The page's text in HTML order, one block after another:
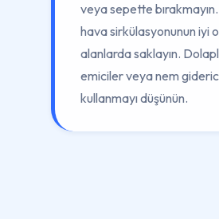
veya sepette
hava sirkülasyonunun iyi
alanlarda saklayın.
emiciler veya nem
kullanmayı düşünün.